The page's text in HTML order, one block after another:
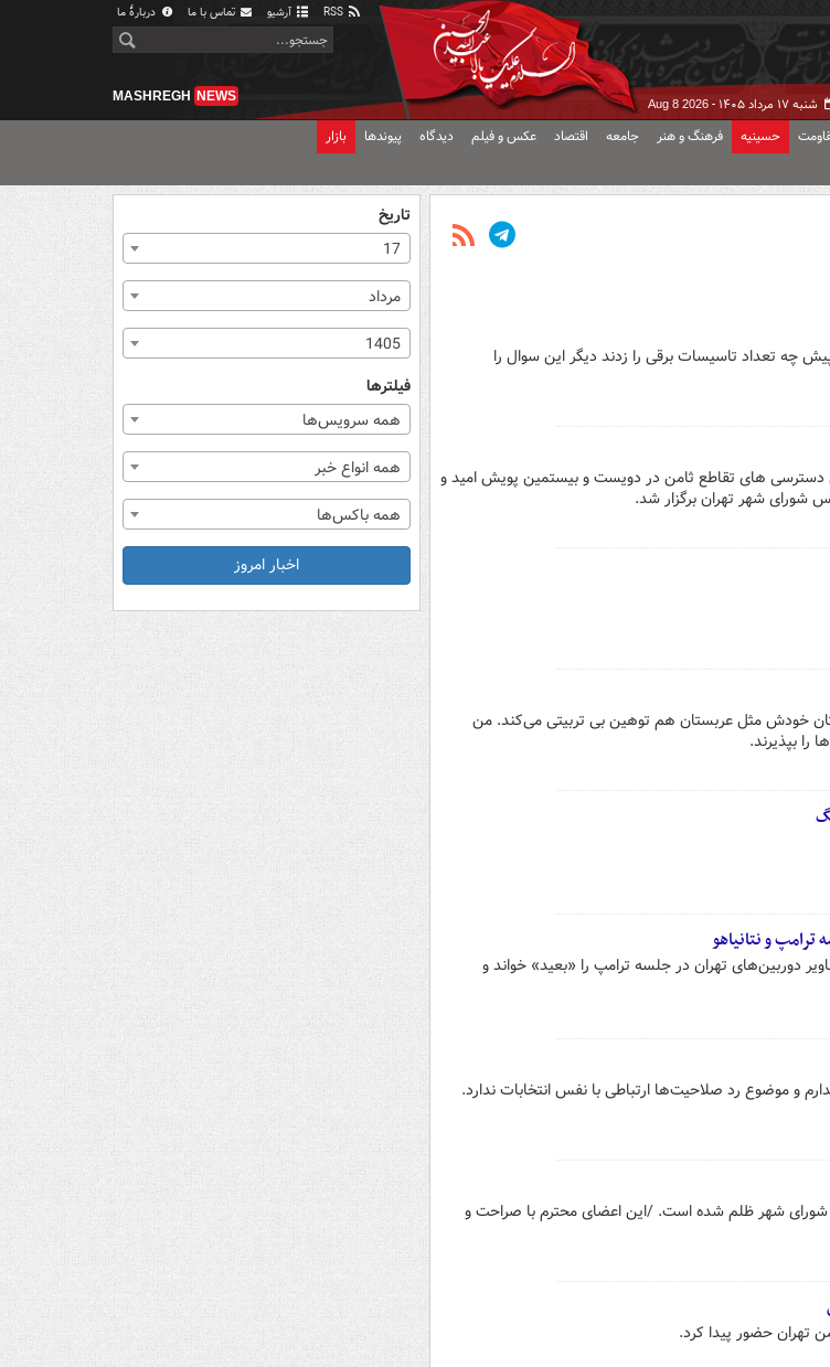
آرشیو تماس با ما دربارهٔ ما
شنبه ۱۷ مرداد ۱۴۰۵ - Aug 8 2026
MASHREGH NEWS
حسینیه فرهنگ و هنر جامعه اقتصاد عکس و فیلم دیدگاه پیوندها بازار
چه تعداد تاسیسات برقی را زدند دیگر این سوال را
دسترسی های تقاطع ثامن در دویست و بیستمین پویش امید و
شورای شهر تهران برگزار شد.
خودش مثل عربستان هم توهین بی تربیتی می‌کند. من
بپذیرند.
و نتانیاهو
دوربین‌های تهران در جلسه ترامپ را «بعید» خواند و
و موضوع رد صلاحیت‌ها ارتباطی با نفس انتخابات ندارد.
شهر ظلم شده است. /این اعضای محترم با صراحت و
تاریخ
17
مرداد
1405
فیلترها
همه سرویس‌ها
همه انواع خبر
همه باکس‌ها
اخبار امروز